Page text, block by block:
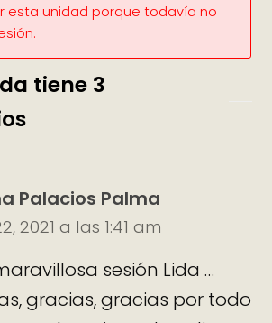
esta unidad porque todavía no
tiene 3
Palacios Palma
2021 a las 1:41 am
sesión Lida …
gracias, gracias por todo